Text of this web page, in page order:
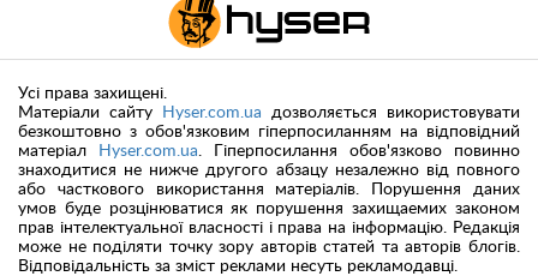
Усі права захищені.
Матеріали сайту
Hyser.com.ua дозволяється використовувати
безкоштовно з обов'язковим гіперпосиланням на відповідний
матеріал
Hyser.com.ua. Гіперпосилання обов'язково повинно
знаходитися не нижче другого абзацу незалежно від повного
або часткового використання матеріалів. Порушення даних
умов буде розцінюватися як порушення захищаемих законом
прав інтелектуальної власності і права на інформацію. Редакція
може не поділяти точку зору авторів статей та авторів блогів.
Відповідальність за зміст реклами несуть рекламодавці.